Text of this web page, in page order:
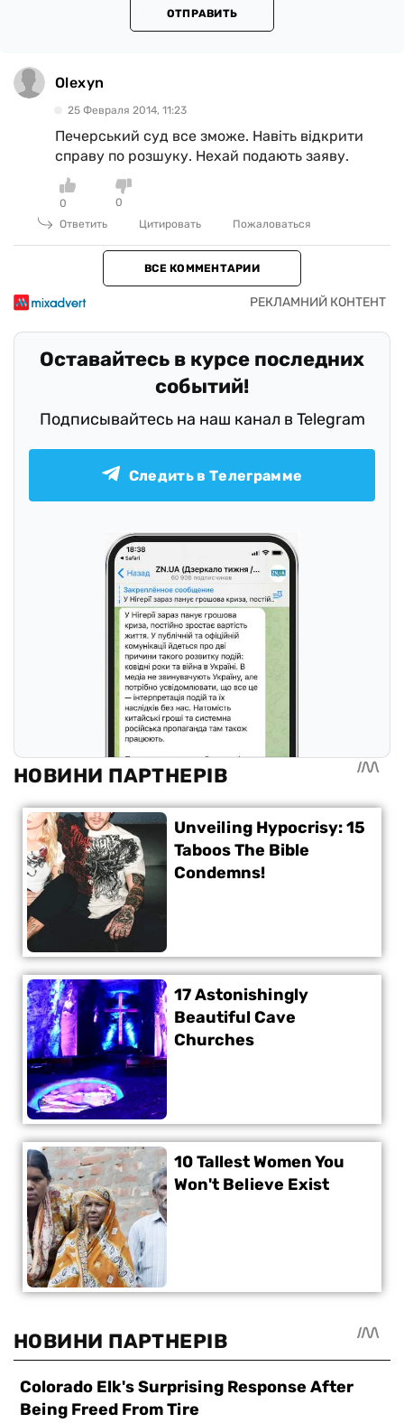
ОТПРАВИТЬ
Olexyn
25 Февраля 2014, 11:23
Печерський суд все зможе. Навіть відкрити
справу по розшуку. Нехай подають заяву.
0
0
Ответить
Цитировать Пожаловаться
ВСЕ КОММЕНТАРИИ
Оставайтесь в курсе последних
событий!
Подписывайтесь на наш канал в Telegram
Следить в Телеграмме